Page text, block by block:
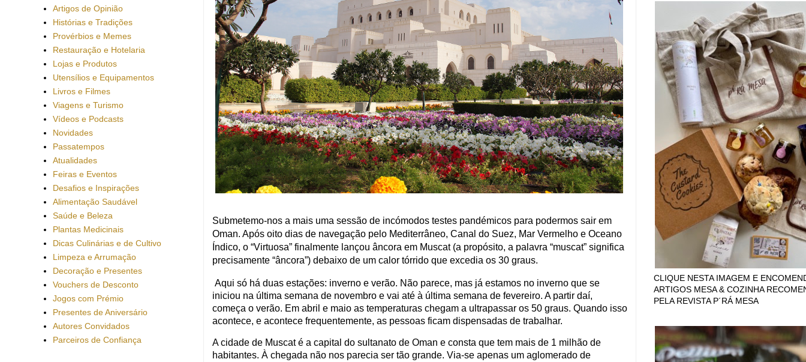
Submetemo-nos a mais uma sessão de incómodos testes pandémicos para podermos sair em
Oman. Após oito dias de navegação pelo Mediterrâneo, Canal do Suez, Mar Vermelho e Oceano
Índico, o “Virtuosa” finalmente lançou âncora em Muscat (a propósito, a palavra “muscat” significa
precisamente “âncora”) debaixo de um calor tórrido que excedia os 30 graus.
Aqui só há duas estações: inverno e verão. Não parece, mas já estamos no inverno que se
iniciou na última semana de novembro e vai até à última semana de fevereiro. A partir daí,
começa o verão. Em abril e maio as temperaturas chegam a ultrapassar os 50 graus. Quando isso
acontece, e acontece frequentemente, as pessoas ficam dispensadas de trabalhar.
A cidade de Muscat é a capital do sultanato de Oman e consta que tem mais de 1 milhão de
habitantes. À chegada não nos parecia ser tão grande. Via-se apenas um aglomerado de
Artigos de Opinião
Histórias e Tradições
Provérbios e Memes
Restauração e Hotelaria
Lojas e Produtos
Utensílios e Equipamentos
Livros e Filmes
Viagens e Turismo
Vídeos e Podcasts
Novidades
Passatempos
Atualidades
Feiras e Eventos
Desafios e Inspirações
Alimentação Saudável
Saúde e Beleza
Plantas Medicinais
Dicas Culinárias e de Cultivo
Limpeza e Arrumação
Decoração e Presentes
Vouchers de Desconto
Jogos com Prémio
Presentes de Aniversário
Autores Convidados
Parceiros de Confiança
CLIQUE NESTA IMAGEM E
ARTIGOS MESA & COZINHA
PELA REVISTA P´RÁ MESA